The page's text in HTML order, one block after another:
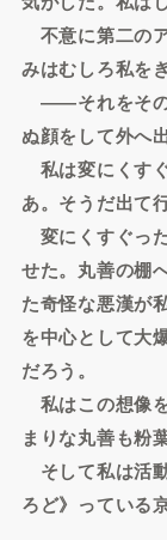
不意に第二の
みはむしろ私を
――それをその
ぬ顔をして外
私は変にくす
あ。そうだ出て
変にくすぐっ
せた。丸善の棚
た奇怪な悪漢が
を中心として大
だろう。
私はこの想像
まりな丸善も粉
そして私は活
ろど》っている